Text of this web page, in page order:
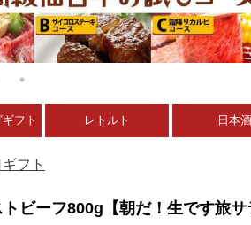
フト レトルト 日本酒
フト
ビーフ800g【朝だ！生です旅